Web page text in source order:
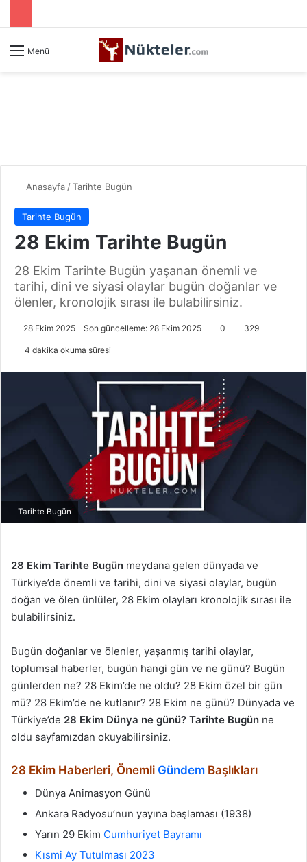
Menü
Anasayfa /Tarihte Bugün
Tarihte Bugün
28 Ekim Tarihte Bugün
28 Ekim Tarihte Bugün yaşanan önemli ve
tarihi, dini ve siyasi olaylar bugün doğanlar ve
ölenler, kronolojik sırası ile bulabilirsiniz.
28 Ekim 2025 Son güncelleme: 28 Ekim 2025 0 329
4 dakika okuma süresi
Tarihte Bugün
28 Ekim Tarihte Bugün meydana gelen dünyada ve
Türkiye’de önemli ve tarihi, dini ve siyasi olaylar, bugün
doğan ve ölen ünlüler, 28 Ekim olayları kronolojik sırası ile
bulabilirsiniz.
Bugün doğanlar ve ölenler, yaşanmış tarihi olaylar,
toplumsal haberler, bugün hangi gün ve ne günü? Bugün
günlerden ne? 28 Ekim’de ne oldu? 28 Ekim özel bir gün
mü? 28 Ekim’de ne kutlanır? 28 Ekim ne günü? Dünyada ve
Türkiye’de 28 Ekim Dünya ne günü? Tarihte Bugün ne
oldu sayfamızdan okuyabilirsiniz.
28 Ekim Haberleri, Önemli Gündem Başlıkları
Dünya Animasyon Günü
Ankara Radyosu’nun yayına başlaması (1938)
Yarın 29 Ekim Cumhuriyet Bayramı
Kısmi Ay Tutulması 2023